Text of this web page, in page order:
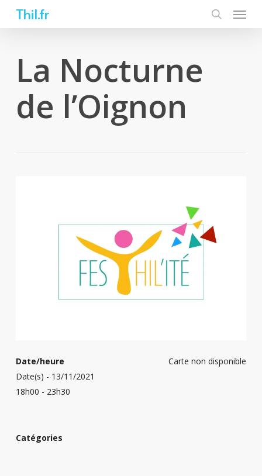
Thil.fr
La Nocturne
de l’Oignon
Carte non disponible
Date/heure
Date(s) - 13/11/2021
18h00 - 23h30
Catégories